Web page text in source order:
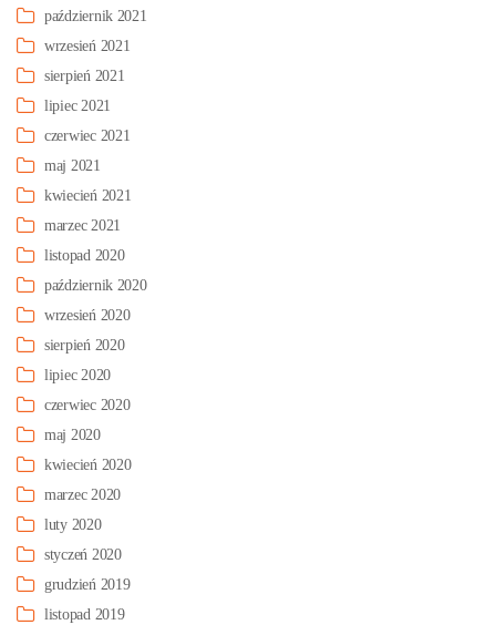
październik 2021
wrzesień 2021
sierpień 2021
lipiec 2021
czerwiec 2021
maj 2021
kwiecień 2021
marzec 2021
listopad 2020
październik 2020
wrzesień 2020
sierpień 2020
lipiec 2020
czerwiec 2020
maj 2020
kwiecień 2020
marzec 2020
luty 2020
styczeń 2020
grudzień 2019
listopad 2019